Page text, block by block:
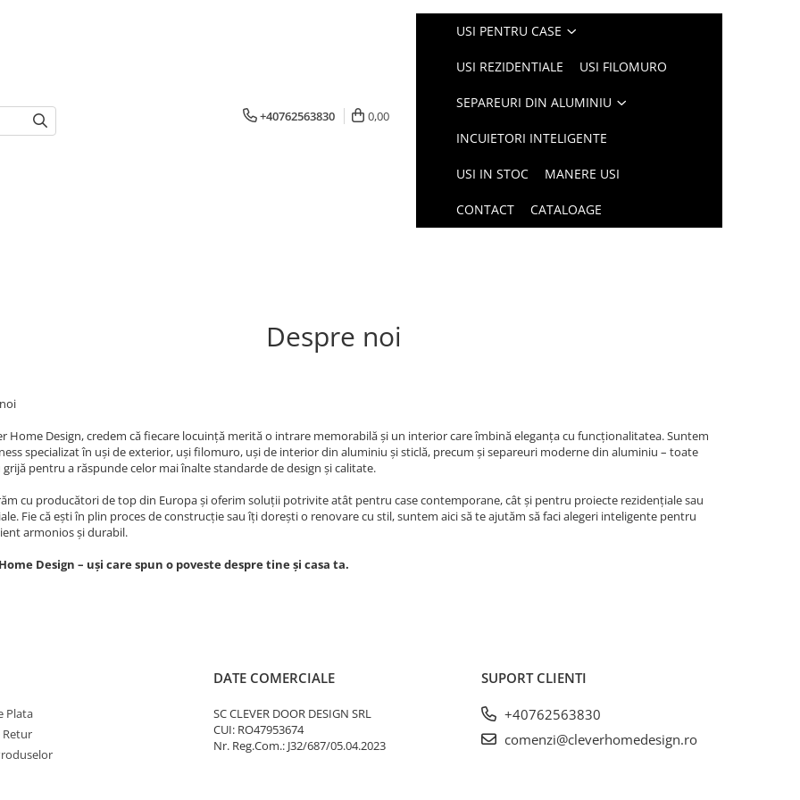
+40762563830 0,00
USI PENTRU CASE
USI REZIDENTIALE USI FILOMURO
SEPAREURI DIN ALUMINIU
INCUIETORI INTELIGENTE
USI IN STOC MANERE USI
CONTACT CATALOAGE
Despre noi
Home Design, credem că fiecare locuință merită o intrare memorabilă și un interior care îmbină eleganța cu funcționalitatea. Suntem
specializat în uși de exterior, uși filomuro, uși de interior din aluminiu și sticlă, precum și separeuri moderne din aluminiu – toate
grijă pentru a răspunde celor mai înalte standarde de design și calitate.
cu producători de top din Europa și oferim soluții potrivite atât pentru case contemporane, cât și pentru proiecte rezidențiale sau
Fie că ești în plin proces de construcție sau îți dorești o renovare cu stil, suntem aici să te ajutăm să faci alegeri inteligente pentru
armonios și durabil.
Design – uși care spun o poveste despre tine și casa ta.
Plata
Retur
DATE COMERCIALE
SC CLEVER DOOR DESIGN SRL
CUI: RO47953674
Nr. Reg.Com.: J32/687/05.04.2023
SUPORT CLIENTI
+40762563830
comenzi@cleverhomedesign.ro